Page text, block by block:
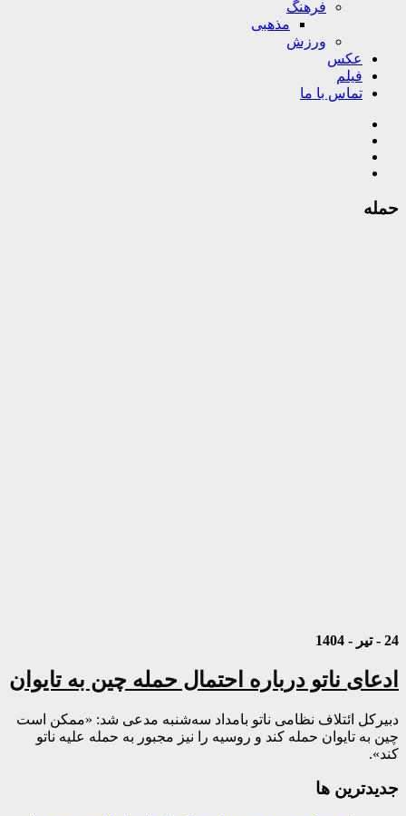
فرهنگ
مذهبی
ورزش
عکس
فیلم
تماس با ما
حمله
24 - تیر - 1404
ادعای ناتو درباره احتمال حمله چین به تایوان
دبیرکل ائتلاف نظامی ناتو بامداد سه‌شنبه مدعی شد: «ممکن است
چین به تایوان حمله کند و روسیه را نیز مجبور به حمله علیه ناتو
کند».
جديدترين ها